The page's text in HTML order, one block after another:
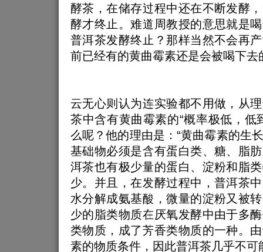
酵茶，在储存过程中还在不断发酵
酵才终止。难道周教授的意思就是
普洱茶发酵终止？那样当然不会再
前已经有的黄曲霉素还是会被喝下去
云无心则认为连实验都不用做，从
茶中含有黄曲霉素的“概率极低，低
么呢？他的理由是：“黄曲霉素的生
基础物必须是含有蛋白类、糖、脂
洱茶也有极少量的蛋白、淀粉和脂
少。并且，在发酵过程中，普洱茶
水分解成氨基酸，微量的淀粉又被
少的脂类物质在厌氧发酵中由于多
类物质，成了芳香类物质的一种。
素的物质条件，因此普洱茶几乎不可